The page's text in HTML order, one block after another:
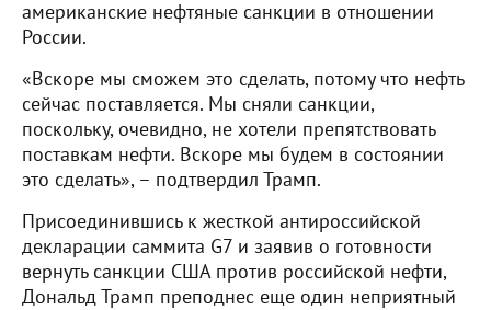
американские нефтяные санкции в отношении
России.
«Вскоре мы сможем это сделать, потому что нефть
сейчас поставляется. Мы сняли санкции,
поскольку, очевидно, не хотели препятствовать
поставкам нефти. Вскоре мы будем в состоянии
это сделать», – подтвердил Трамп.
Присоединившись к жесткой антироссийской
декларации саммита G7 и заявив о готовности
вернуть санкции США против российской нефти,
Дональд Трамп преподнес еще один неприятный